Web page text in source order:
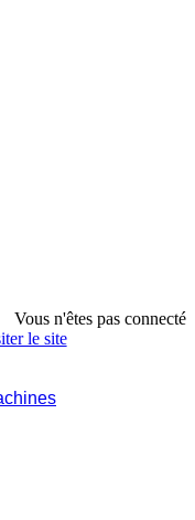
Vous n'êtes pas connecté
le site